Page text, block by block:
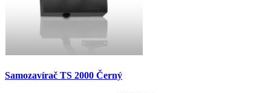
Samozavírač TS 2000 Černý